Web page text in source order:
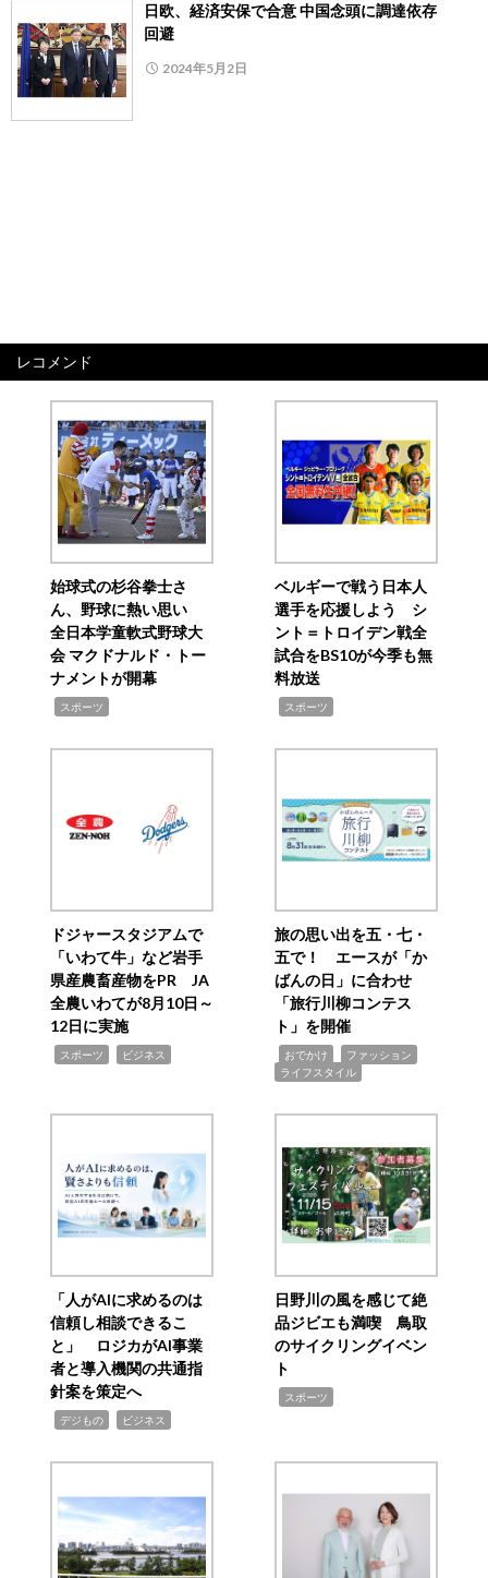
日欧、経済安保で合意 中国念頭に調達依存
回避
2024年5月2日
レコメンド
始球式の杉谷拳士さ
ん、野球に熱い思い
全日本学童軟式野球大
会 マクドナルド・トー
ナメントが開幕
スポーツ
ベルギーで戦う日本人
選手を応援しよう シ
ント＝トロイデン戦全
試合をBS10が今季も無
料放送
スポーツ
ドジャースタジアムで
「いわて牛」など岩手
県産農畜産物をPR JA
全農いわてが8月10日～
12日に実施
スポーツ ビジネス
旅の思い出を五・七・
五で！ エースが「か
ばんの日」に合わせ
「旅行川柳コンテス
ト」を開催
おでかけ ファッション
ライフスタイル
「人がAIに求めるのは
信頼し相談できるこ
と」 ロジカがAI事業
者と導入機関の共通指
針案を策定へ
デジもの ビジネス
日野川の風を感じて絶
品ジビエも満喫 鳥取
のサイクリングイベン
ト
スポーツ